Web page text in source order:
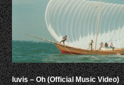
luvis – Oh (Official Music Video)